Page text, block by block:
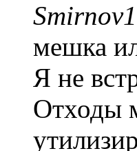
мешка
Я не
Отходы